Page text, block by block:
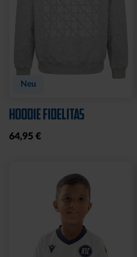
Neu
HOODIE FIDELITAS
64,95 €